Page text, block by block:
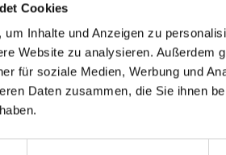
Cookies
Inhalte und Anzeigen zu
Website zu analysieren. Außerdem
für soziale Medien, Werbung und
Daten zusammen, die Sie ihnen
Fonds